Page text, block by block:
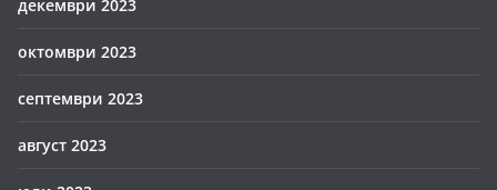
декември 2023
октомври 2023
септември 2023
август 2023